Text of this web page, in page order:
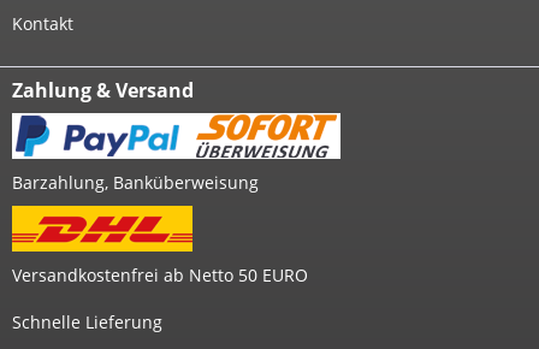
Kontakt
Zahlung & Versand
Barzahlung, Banküberweisung
Versandkostenfrei ab Netto 50 EURO
Schnelle Lieferung